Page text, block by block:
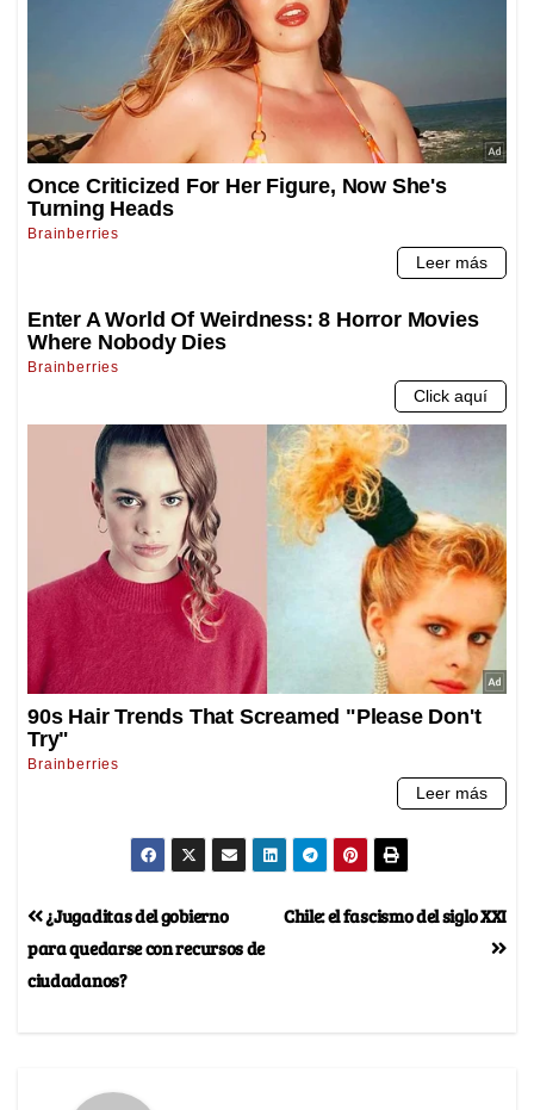
Chile: el fascismo del siglo XXI
¿Jugaditas del gobierno
para quedarse con recursos de
ciudadanos?